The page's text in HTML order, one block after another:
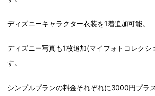
ディズニーキャラクター衣装を1着追加可能。
ディズニー写真も1枚追加(マイフォトコレクシ
す。
シンプルプランの料金それぞれに3000円プラ